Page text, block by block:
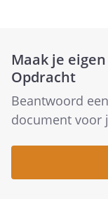
Maak je
Opdracht
Beantwoord
document voor